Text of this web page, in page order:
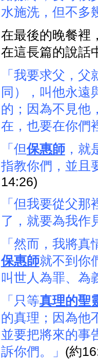
水施洗，但不多
在最後的晚餐裡
在這長篇的說話
「我要求父，
同），叫他永遠
的；因為不見他
在，也要在你們
「但保惠師，就
指教你們，並且
14:26)
「但我要從父那
了，就要為我作
「然而，我將
保惠師就不到你
叫世人為罪、為
「只等真理的聖
的真理；因為他
並要把將來的事
訴你們。」 (約